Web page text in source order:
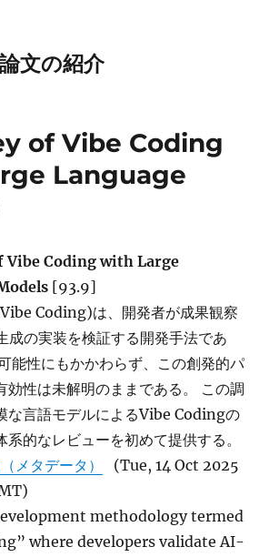
文の紹介
of Vibe Coding
Language
Vibe Coding with Large
[93.9]
Coding)は、開発者が成果観察
成の実装を検証する開発手法であ
能性にもかかわらず、この創発的パ
効性は未解明のままである。 この調
な言語モデルによるVibe Codingの
系的なレビューを初めて提供する。
メタデータ）
(Tue, 14 Oct 2025
methodology termed
where developers validate AI-